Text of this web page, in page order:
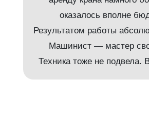
оказалось вполне
Результатом работы
Машинист — мастер
Техника тоже не подвела.